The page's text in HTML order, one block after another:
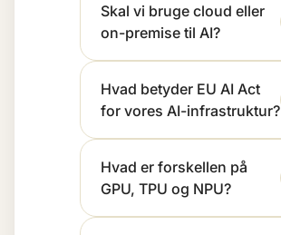
Skal vi bruge cloud eller
on-premise til AI?
Hvad betyder EU AI Act
for vores AI-infrastruktur?
Hvad er forskellen på
GPU, TPU og NPU?